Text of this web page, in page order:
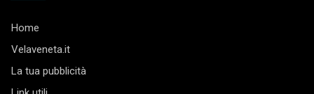
Home
Velaveneta.it
La tua pubblicità